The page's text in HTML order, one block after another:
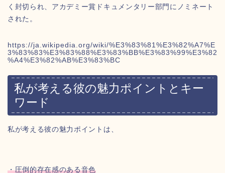
く封切られ、アカデミー賞ドキュメンタリー部門にノミネート
された。
https://ja.wikipedia.org/wiki/%E3%83%81%E3%82%A7%E
3%83%83%E3%83%88%E3%83%BB%E3%83%99%E3%82
%A4%E3%82%AB%E3%83%BC
私が考える彼の魅力ポイントとキー
ワード
私が考える彼の魅力ポイントは、
・圧倒的存在感のある音色